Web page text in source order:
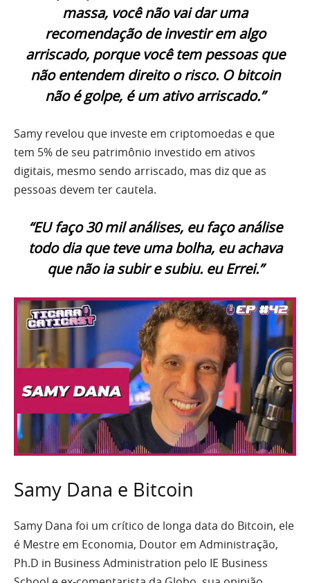
massa, você não vai dar uma
recomendação de investir em algo
arriscado, porque você tem pessoas que
não entendem direito o risco. O bitcoin
não é golpe, é um ativo arriscado.”
Samy revelou que investe em criptomoedas e que
tem 5% de seu patrimônio investido em ativos
digitais, mesmo sendo arriscado, mas diz que as
pessoas devem ter cautela.
“EU faço 30 mil análises, eu faço análise
todo dia que teve uma bolha, eu achava
que não ia subir e subiu. eu Errei.”
Samy Dana e Bitcoin
Samy Dana foi um crítico de longa data do Bitcoin, ele
é Mestre em Economia, Doutor em Administração,
Ph.D in Business Administration pelo IE Business